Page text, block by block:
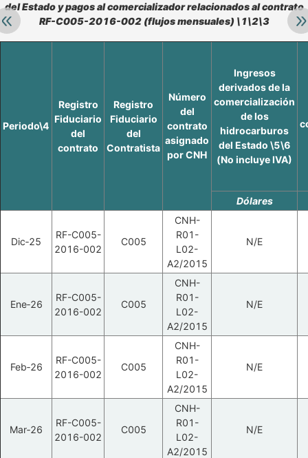
Retroceder:
del Estado y pagos al comercializador relacionados al contrato
RF-C005-2016-002 (flujos mensuales) \1\2\3
Periodo\4
Registro
Fiduciario
del
contrato
Registro
Fiduciario
del
Contratista
Número
del
contrato
asignado
por CNH
Ingresos
derivados de la
comercialización
de los
hidrocarburos
del Estado \5\6
(No incluye IVA)
Dólares
Dic‑25
RF-C005-
2016-002
C005
CNH-
R01-
L02-
A2/2015
N/E
Ene‑26
RF-C005-
2016-002
C005
CNH-
R01-
L02-
A2/2015
N/E
Feb‑26
RF-C005-
2016-002
C005
CNH-
R01-
L02-
A2/2015
N/E
Mar‑26
RF-C005-
2016-002
C005
CNH-
R01-
L02-
A2/2015
N/E